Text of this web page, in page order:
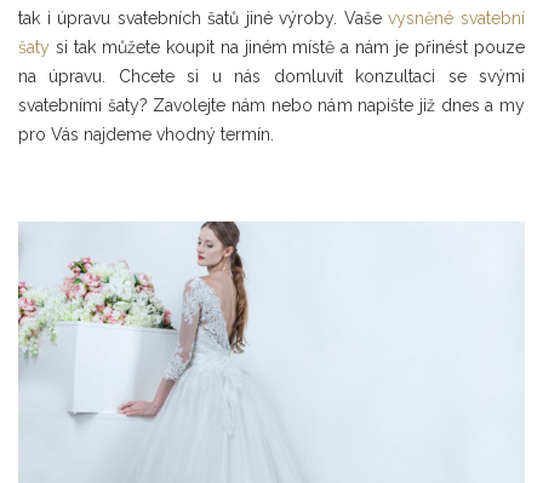
tak i úpravu svatebních šatů jiné výroby. Vaševysněné svatební
šaty si tak můžete koupit na jiném místě a nám je přinést pouze
na úpravu. Chcete si u nás domluvit konzultaci se svými
svatebními šaty? Zavolejte nám nebo nám napište již dnes a my
pro Vás najdeme vhodný termín.